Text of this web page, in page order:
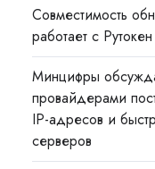
Совместимость
работает с
Минцифры
провайдерами
IP-адресов и
серверов